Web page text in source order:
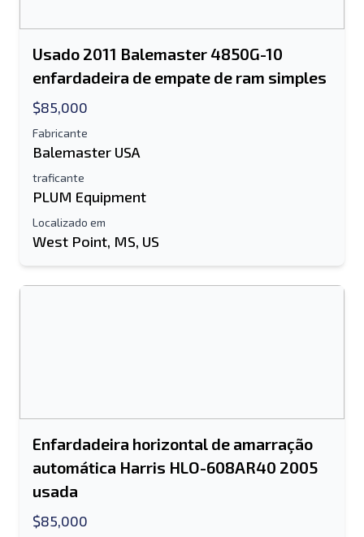
Usado 2011 Balemaster 4850G-10
enfardadeira de empate de ram simples
$85,000
Fabricante
Balemaster USA
traficante
PLUM Equipment
Localizado em
West Point, MS, US
Enfardadeira horizontal de amarração
automática Harris HLO-608AR40 2005
usada
$85,000